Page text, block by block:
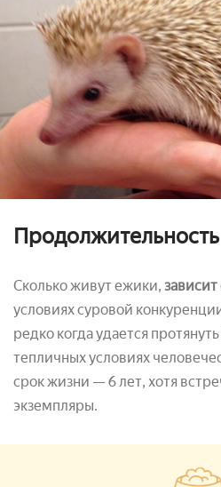
Продолжительность
Сколько живут ежики,
условиях суровой
редко когда удается
тепличных условиях
срок жизни — 6 лет, хотя
экземпляры.